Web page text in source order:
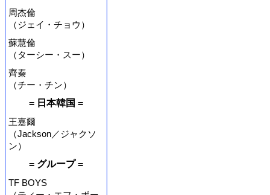
周杰倫
（ジェイ・チョウ）
蘇慧倫
（ターシー・スー）
齊秦
（チー・チン）
= 日本韓国 =
王嘉爾
（Jackson／ジャクソ
ン）
= グループ =
TF BOYS